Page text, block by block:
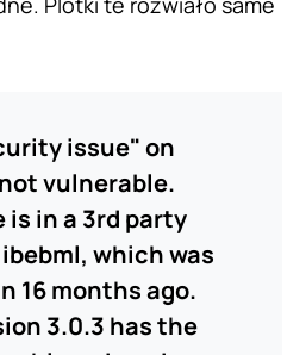
issue" on
vulnerable.
in a 3rd party
which was
16 months ago.
3.0.3 has the